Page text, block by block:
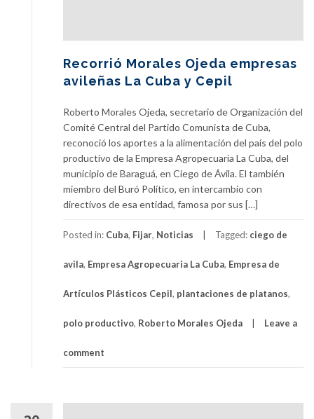
Recorrió Morales Ojeda empresas
avileñas La Cuba y Cepil
Roberto Morales Ojeda, secretario de Organización del
Comité Central del Partido Comunista de Cuba,
reconoció los aportes a la alimentación del país del polo
productivo de la Empresa Agropecuaria La Cuba, del
municipio de Baraguá, en Ciego de Ávila. El también
miembro del Buró Político, en intercambio con
directivos de esa entidad, famosa por sus […]
Posted in: Cuba, Fijar, Noticias Tagged: ciego de
avila, Empresa Agropecuaria La Cuba, Empresa de
Artículos Plásticos Cepil, plantaciones de platanos,
polo productivo, Roberto Morales Ojeda Leave a
comment